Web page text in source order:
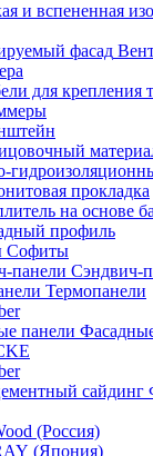
и вспененная
для крепления
прокладка
на основе
профиль
Софиты
Сэндвич-
Термопанели
(Россия)
(Япония)